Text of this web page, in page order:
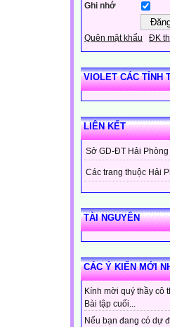
Ghi nhớ
Quên mật khẩu ĐK
VIOLET CÁC TỈNH
LIÊN KẾT
Sở GD-ĐT Hải Phòng
Các trang thuộc Hải
TÀI NGUYÊN
CÁC Ý KIẾN MỚI
Kính mời quý thầy cô
Bài tập cuối...
Nếu bạn đang có dự